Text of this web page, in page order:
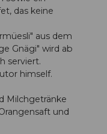
das keine
aus dem
Gnägi" wird ab
serviert.
himself.
Milchgetränke
und